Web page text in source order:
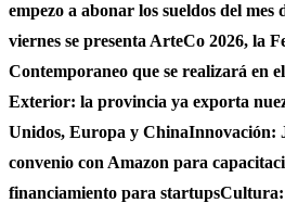
empezo a abonar los sueldos del mes
viernes se presenta ArteCo 2026, la
Contemporaneo que se realizará en
Exterior: la provincia ya exporta
Unidos, Europa y ChinaInnovación:
convenio con Amazon para
financiamiento para startupsCultura: